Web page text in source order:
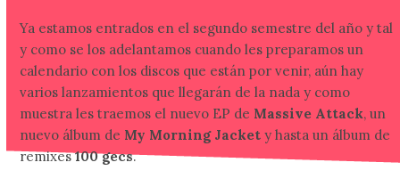
Ya estamos entrados en el segundo semestre del año y tal
y como se los adelantamos cuando les preparamos un
calendario con los discos que están por venir, aún hay
varios lanzamientos que llegarán de la nada y como
muestra les traemos el nuevo EP de Massive Attack, un
nuevo álbum de My Morning Jackety hasta un álbum de
remixes100 gecs.